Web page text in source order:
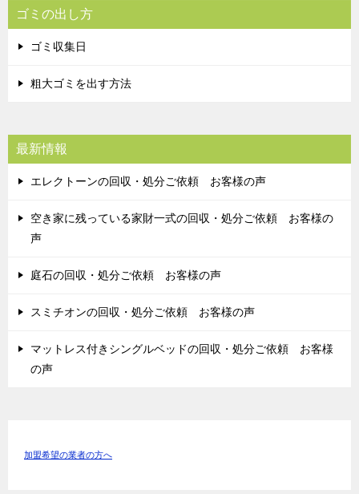
ゴミの出し方
ゴミ収集日
粗大ゴミを出す方法
最新情報
エレクトーンの回収・処分ご依頼 お客様の声
空き家に残っている家財一式の回収・処分ご依頼 お客様の
声
庭石の回収・処分ご依頼 お客様の声
スミチオンの回収・処分ご依頼 お客様の声
マットレス付きシングルベッドの回収・処分ご依頼 お客様
の声
加盟希望の業者の方へ